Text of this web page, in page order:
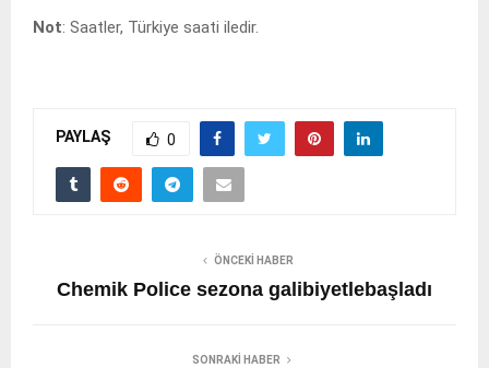
Not: Saatler, Türkiye saati iledir.
PAYLAŞ 0
ÖNCEKI HABER
Chemik Police sezona galibiyetlebaşladı
SONRAKI HABER